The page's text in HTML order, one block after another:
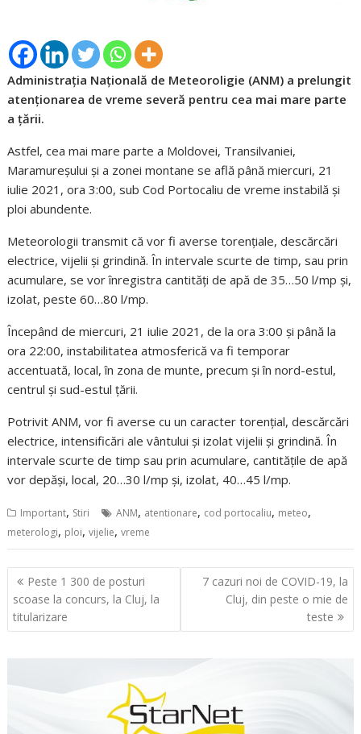
Administrația Națională de Meteoroligie (ANM) a prelungit
atenționarea de vreme severă pentru cea mai mare parte
a țării.
Astfel, cea mai mare parte a Moldovei, Transilvaniei,
Maramureșului și a zonei montane se află până miercuri, 21
iulie 2021, ora 3:00, sub Cod Portocaliu de vreme instabilă și
ploi abundente.
Meteorologii transmit că vor fi averse torențiale, descărcări
electrice, vijelii și grindină. În intervale scurte de timp, sau prin
acumulare, se vor înregistra cantități de apă de 35…50 l/mp și,
izolat, peste 60…80 l/mp.
Începând de miercuri, 21 iulie 2021, de la ora 3:00 și până la
ora 22:00, instabilitatea atmosferică va fi temporar
accentuată, local, în zona de munte, precum și în nord-estul,
centrul și sud-estul țării.
Potrivit ANM, vor fi averse cu un caracter torențial, descărcări
electrice, intensificări ale vântului și izolat vijelii și grindină. În
intervale scurte de timp sau prin acumulare, cantitățile de apă
vor depăși, local, 20…30 l/mp și, izolat, 40…45 l/mp.
Important, Stiri ANM, atentionare, cod portocaliu, meteo,
meterologi, ploi,vijelie,vreme
Navigare
în
articole
Peste 1 300 de posturi
scoase la concurs, la Cluj, la
titularizare
7 cazuri noi de COVID-19, la
Cluj, din peste o mie de
teste